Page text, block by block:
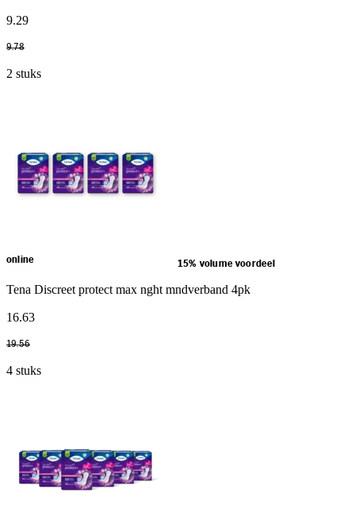
9.29
9.78
2 stuks
online 15% volume voordeel
Tena Discreet protect max nght mndverband 4pk
16.63
19.56
4 stuks